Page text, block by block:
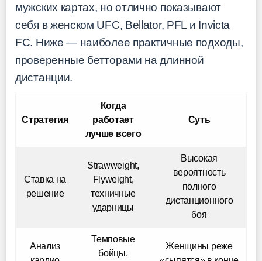
мужских картах, но отлично показывают
себя в женском UFC, Bellator, PFL и Invicta
FC. Ниже — наиболее практичные подходы,
проверенные бетторами на длинной
дистанции.
Стратегия
Когда
работает
лучше всего
Суть
Ставка на
решение
Strawweight,
Flyweight,
техничные
ударницы
Высокая
вероятность
полного
дистанционного
боя
Анализ
Темповые
бойцы,
Женщины реже